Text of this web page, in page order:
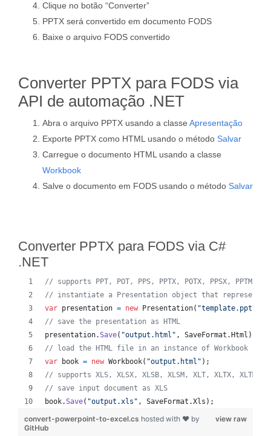
Clique no botão “Converter”
PPTX será convertido em documento FODS
Baixe o arquivo FODS convertido
Converter PPTX para FODS via
API de automação .NET
Abra o arquivo PPTX usando a classe Apresentação
Exporte PPTX como HTML usando o método Salvar
Carregue o documento HTML usando a classe
Workbook
Salve o documento em FODS usando o método Salvar
Converter PPTX para FODS via C#
.NET
// supports PPT, POT, PPS, PPTX, POTX, PPSX, PPTM,
// instantiate a Presentation object that represents
var presentation = new Presentation( "template.ppt"
// save the presentation as HTML
presentation.Save( "output.html" , SaveFormat . Html )
// load the HTML file in an instance of Workbook
var
book = new Workbook( "output.html" ) ;
// supports XLS, XLSX, XLSB, XLSM, XLT, XLTX, XLTM,
// save input document as XLS
book.Save( "output.xls" , SaveFormat .Xls ) ;
view raw
convert-powerpoint-to-excel.cs hosted with ❤ by
GitHub